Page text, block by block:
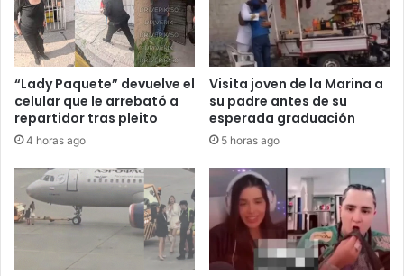
“Lady Paquete” devuelve el
celular que le arrebató a
repartidor tras pleito
4 horas ago
Visita joven de la Marina a
su padre antes de su
esperada graduación
5 horas ago